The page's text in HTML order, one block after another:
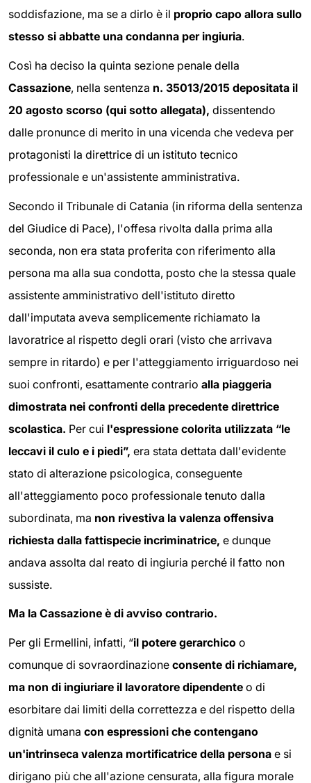
soddisfazione, ma se a dirlo è il proprio capo allora sullo
stesso si abbatte una condanna per ingiuria.
Così ha deciso la quinta sezione penale della
Cassazione, nella sentenza n. 35013/2015 depositata il
20 agosto scorso (qui sotto allegata), dissentendo
dalle pronunce di merito in una vicenda che vedeva per
protagonisti la direttrice di un istituto tecnico
professionale e un'assistente amministrativa.
Secondo il Tribunale di Catania (in riforma della sentenza
del Giudice di Pace), l'offesa rivolta dalla prima alla
seconda, non era stata proferita con riferimento alla
persona ma alla sua condotta, posto che la stessa quale
assistente amministrativo dell'istituto diretto
dall'imputata aveva semplicemente richiamato la
lavoratrice al rispetto degli orari (visto che arrivava
sempre in ritardo) e per l'atteggiamento irriguardoso nei
suoi confronti, esattamente contrario alla piaggeria
dimostrata nei confronti della precedente direttrice
scolastica. Per cui l'espressione colorita utilizzata “le
leccavi il culo e i piedi”, era stata dettata dall'evidente
stato di alterazione psicologica, conseguente
all'atteggiamento poco professionale tenuto dalla
subordinata, ma non rivestiva la valenza offensiva
richiesta dalla fattispecie incriminatrice, e dunque
andava assolta dal reato di ingiuria perché il fatto non
sussiste.
Ma la Cassazione è di avviso contrario.
Per gli Ermellini, infatti, “il potere gerarchico o
comunque di sovraordinazione consente di richiamare,
ma non di ingiuriare il lavoratore dipendente o di
esorbitare dai limiti della correttezza e del rispetto della
dignità umana con espressioni che contengano
un'intrinseca valenza mortificatrice della persona e si
dirigano più che all'azione censurata, alla figura morale